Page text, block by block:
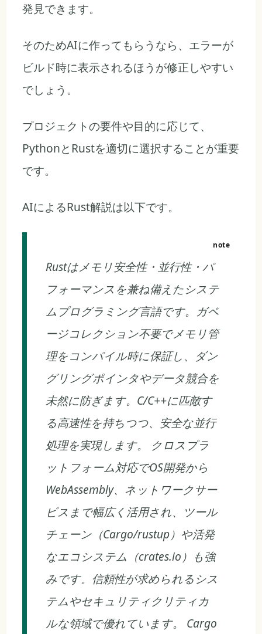
発見できます。
そのためAIに作ってもらうなら、エラーが
ビルド時に表示されるほうが修正しやすい
でしょう。
プロジェクトの要件や目的に応じて、
PythonとRustを適切に選択することが重要
です。
AIによるRust解説は以下です。
Rustはメモリ安全性・並行性・パ
フォーマンスを兼ね備えたシステ
ムプログラミング言語です。ガベ
ージコレクション不要でメモリ管
理をコンパイル時に保証し、ダン
グリングポインタやデータ競合を
未然に防ぎます。C/C++に匹敵す
る高速性を持ちつつ、安全な並行
処理を実現します。 クロスプラ
ットフォーム対応でOS開発から
WebAssembly、ネットワークサー
ビスまで幅広く活用され、ツール
チェーン（Cargo/rustup）や活発
なエコシステム（crates.io）も強
みです。信頼性が求められるシス
テムやセキュリティクリティカ
ルな領域で優れています。 Cargo